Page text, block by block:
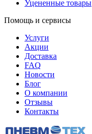
Уцененные товары
Помощь и сервисы
Услуги
Акции
Доставка
FAQ
Новости
Блог
О компании
Отзывы
Контакты